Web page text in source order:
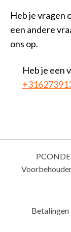
Heb je vragen
een andere
ons op.
Heb je een
Betalingen